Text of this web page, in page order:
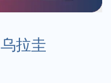
拉圭